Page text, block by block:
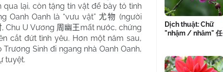
qua lại, còn tặng tín vật để bày tỏ tình
Oanh Oanh là “vưu vật” 尤物 (người
, Chu U Vương 周幽王 mất nước, chứng
cắt đứt tình yêu. Hơn một năm sau,
Sinh đi ngang nhà Oanh Oanh,
tuyệt.
Dịch thuật: Chữ
"nhậm / nhâm" 任